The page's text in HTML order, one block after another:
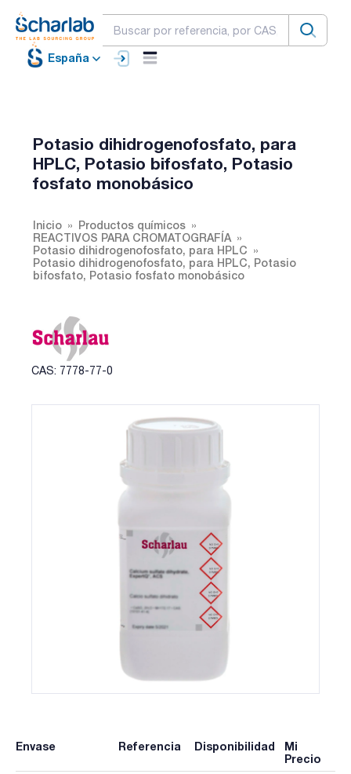
España
Potasio dihidrogenofosfato, para
HPLC, Potasio bifosfato, Potasio
fosfato monobásico
Inicio
Productos químicos
REACTIVOS PARA CROMATOGRAFÍA
Potasio dihidrogenofosfato, para HPLC
Potasio dihidrogenofosfato, para HPLC, Potasio
bifosfato, Potasio fosfato monobásico
CAS: 7778-77-0
Envase Referencia Disponibilidad
Mi
Precio